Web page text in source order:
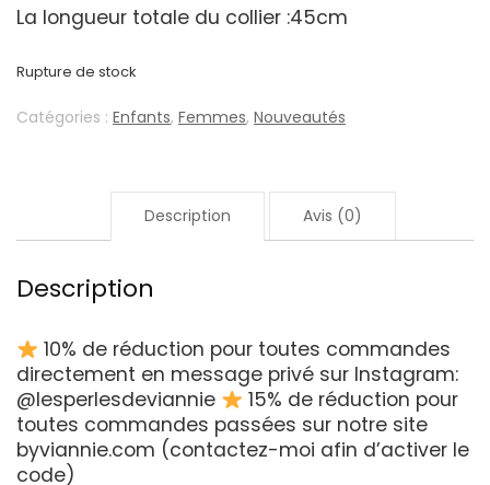
La longueur totale du collier :45cm
Rupture de stock
Catégories : Enfants, Femmes, Nouveautés
Description Avis (0)
Description
10% de réduction pour toutes commandes
directement en message privé sur Instagram:
@lesperlesdeviannie
15% de réduction pour
toutes commandes passées sur notre site
byviannie.com (contactez-moi afin d’activer le
code)